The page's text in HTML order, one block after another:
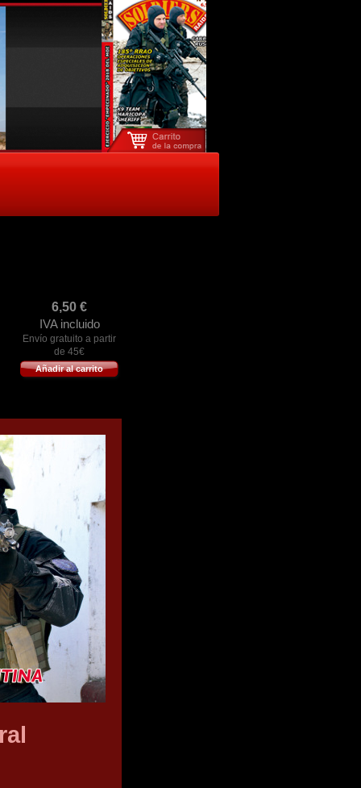
6,50 €
IVA incluido
Envío gratuito a partir
de 45€
Añadir al carrito